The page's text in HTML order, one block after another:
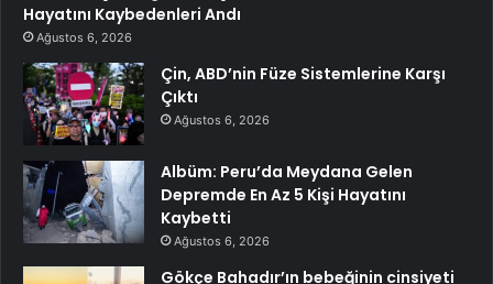
Hayatını Kaybedenleri Andı
Ağustos 6, 2026
Çin, ABD’nin Füze Sistemlerine Karşı
Çıktı
Ağustos 6, 2026
Albüm: Peru’da Meydana Gelen
Depremde En Az 5 Kişi Hayatını
Kaybetti
Ağustos 6, 2026
Gökçe Bahadır’ın bebeğinin cinsiyeti